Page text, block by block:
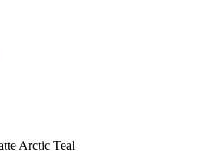
Arctic Teal